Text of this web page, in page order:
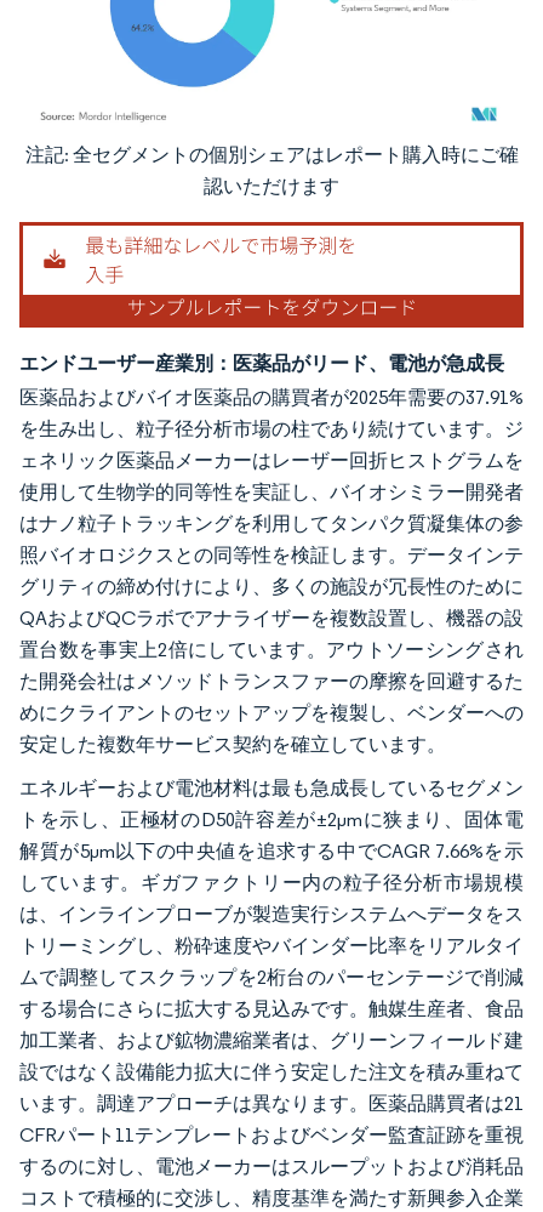
画像 © Mordor Intelligence。再利用にはCC BY 4.0の表示が必要です。
注記: 全セグメントの個別シェアはレポート購入時にご確
認いただけます
エンドユーザー産業別：医薬品がリード、電池が急成長
医薬品およびバイオ医薬品の購買者が2025年需要の37.91%
を生み出し、粒子径分析市場の柱であり続けています。ジ
ェネリック医薬品メーカーはレーザー回折ヒストグラムを
使用して生物学的同等性を実証し、バイオシミラー開発者
はナノ粒子トラッキングを利用してタンパク質凝集体の参
照バイオロジクスとの同等性を検証します。データインテ
グリティの締め付けにより、多くの施設が冗長性のために
QAおよびQCラボでアナライザーを複数設置し、機器の設
置台数を事実上2倍にしています。アウトソーシングされ
た開発会社はメソッドトランスファーの摩擦を回避するた
めにクライアントのセットアップを複製し、ベンダーへの
安定した複数年サービス契約を確立しています。
エネルギーおよび電池材料は最も急成長しているセグメン
トを示し、正極材のD50許容差が±2µmに狭まり、固体電
解質が5µm以下の中央値を追求する中でCAGR 7.66%を示
しています。ギガファクトリー内の粒子径分析市場規模
は、インラインプローブが製造実行システムへデータをス
トリーミングし、粉砕速度やバインダー比率をリアルタイ
ムで調整してスクラップを2桁台のパーセンテージで削減
する場合にさらに拡大する見込みです。触媒生産者、食品
加工業者、および鉱物濃縮業者は、グリーンフィールド建
設ではなく設備能力拡大に伴う安定した注文を積み重ねて
います。調達アプローチは異なります。医薬品購買者は21
CFRパート11テンプレートおよびベンダー監査証跡を重視
するのに対し、電池メーカーはスループットおよび消耗品
コストで積極的に交渉し、精度基準を満たす新興参入企業